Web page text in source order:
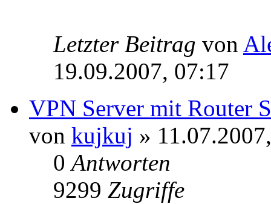
Letzter Beitrag von
19.09.2007, 07:17
VPN Server mit Router
von kujkuj »
0Antworten
9299 Zugriffe